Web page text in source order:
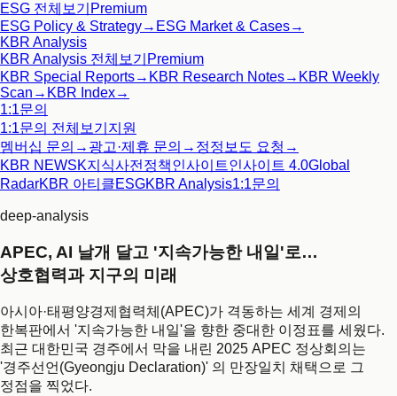
ESG 전체보기 Premium
ESG Policy & Strategy→ ESG Market & Cases→
KBR Analysis
KBR Analysis 전체보기 Premium
KBR Special Reports→ KBR Research Notes→ KBR Weekly
Scan → KBR Index→
1:1문의
1:1문의 전체보기 지원
멤버십 문의 → 광고·제휴 문의 → 정정보도 요청 →
KBR NEWSK지식사전 정책인사이트인사이트 4.0Global
RadarKBR 아티클ESGKBR Analysis1:1문의
deep-analysis
APEC, AI 날개 달고 '지속가능한 내일'로…
상호협력과 지구의 미래
아시아·태평양경제협력체(APEC)가 격동하는 세계 경제의
한복판에서 '지속가능한 내일'을 향한 중대한 이정표를 세웠다.
최근 대한민국 경주에서 막을 내린 2025 APEC 정상회의는
'경주선언(Gyeongju Declaration)' 의 만장일치 채택으로 그
정점을 찍었다.